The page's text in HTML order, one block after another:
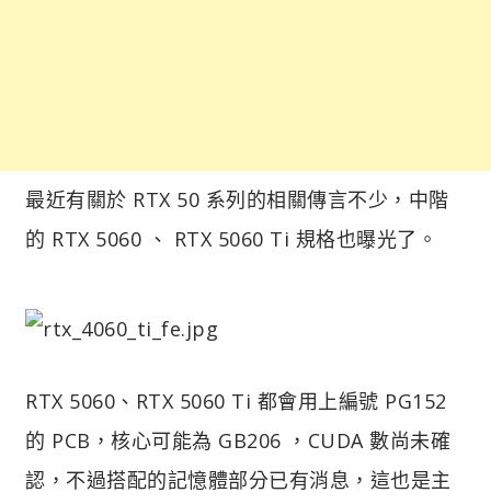
最近有關於 RTX 50 系列的相關傳言不少，中階
的 RTX 5060 、 RTX 5060 Ti 規格也曝光了。
RTX 5060、RTX 5060 Ti 都會用上編號 PG152
的 PCB，核心可能為 GB206 ，CUDA 數尚未確
認，不過搭配的記憶體部分已有消息，這也是主